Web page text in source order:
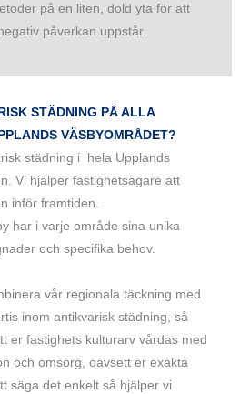
på en liten, dold yta för att
påverkan uppstår.
STÄDNING PÅ ALLA
VÄSBYOMRÅDET?
städning i hela Upplands
Vi hjälper fastighetsägare att
inför framtiden.
har i varje område sina unika
och specifika behov.
vår regionala täckning med
inom antikvarisk städning, så
er fastighets kulturarv vårdas med
och omsorg, oavsett er exakta
säga det enkelt så hjälper vi